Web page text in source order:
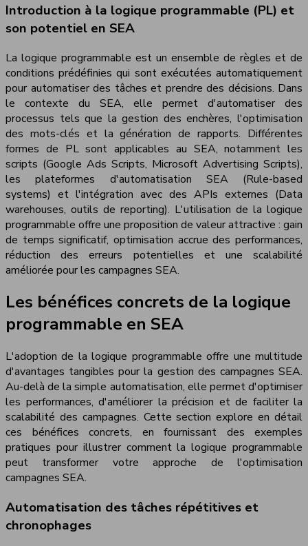
Introduction à la logique programmable (PL) et
son potentiel en SEA
La logique programmable est un ensemble de règles et de
conditions prédéfinies qui sont exécutées automatiquement
pour automatiser des tâches et prendre des décisions. Dans
le contexte du SEA, elle permet d'automatiser des
processus tels que la gestion des enchères, l'optimisation
des mots-clés et la génération de rapports. Différentes
formes de PL sont applicables au SEA, notamment les
scripts (Google Ads Scripts, Microsoft Advertising Scripts),
les plateformes d'automatisation SEA (Rule-based
systems) et l'intégration avec des APIs externes (Data
warehouses, outils de reporting). L'utilisation de la logique
programmable offre une proposition de valeur attractive : gain
de temps significatif, optimisation accrue des performances,
réduction des erreurs potentielles et une scalabilité
améliorée pour les campagnes SEA.
Les bénéfices concrets de la logique
programmable en SEA
L'adoption de la logique programmable offre une multitude
d'avantages tangibles pour la gestion des campagnes SEA.
Au-delà de la simple automatisation, elle permet d'optimiser
les performances, d'améliorer la précision et de faciliter la
scalabilité des campagnes. Cette section explore en détail
ces bénéfices concrets, en fournissant des exemples
pratiques pour illustrer comment la logique programmable
peut transformer votre approche de l'optimisation
campagnes SEA.
Automatisation des tâches répétitives et
chronophages